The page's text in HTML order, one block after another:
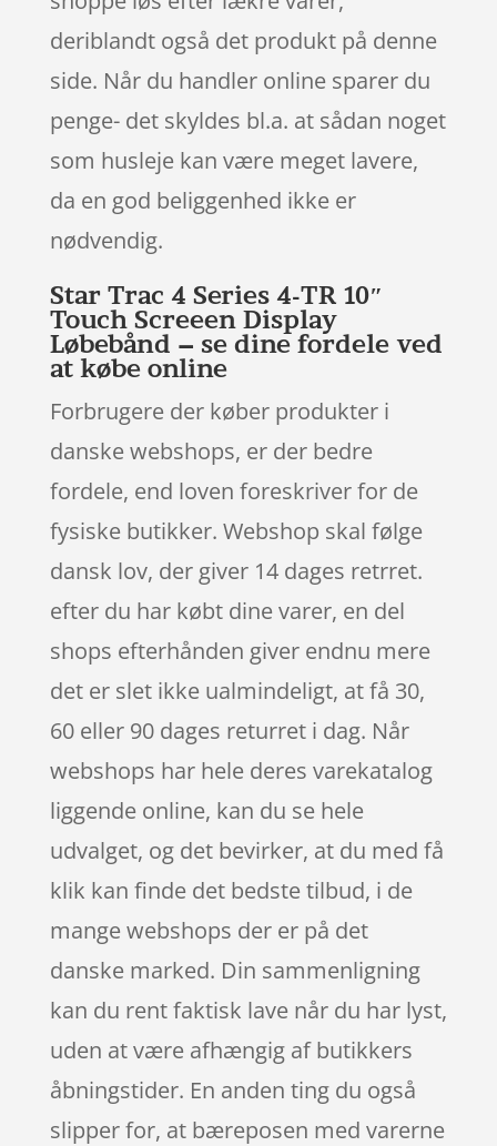
deriblandt også det produkt på denne
side. Når du handler online sparer du
penge- det skyldes bl.a. at sådan noget
som husleje kan være meget lavere,
da en god beliggenhed ikke er
nødvendig.
Star Trac 4 Series 4-TR 10″
Touch Screeen Display
Løbebånd – se dine fordele ved
at købe online
Forbrugere der køber produkter i
danske webshops, er der bedre
fordele, end loven foreskriver for de
fysiske butikker. Webshop skal følge
dansk lov, der giver 14 dages retrret.
efter du har købt dine varer, en del
shops efterhånden giver endnu mere
det er slet ikke ualmindeligt, at få 30,
60 eller 90 dages returret i dag. Når
webshops har hele deres varekatalog
liggende online, kan du se hele
udvalget, og det bevirker, at du med få
klik kan finde det bedste tilbud, i de
mange webshops der er på det
danske marked. Din sammenligning
kan du rent faktisk lave når du har lyst,
uden at være afhængig af butikkers
åbningstider. En anden ting du også
slipper for, at bæreposen med varerne